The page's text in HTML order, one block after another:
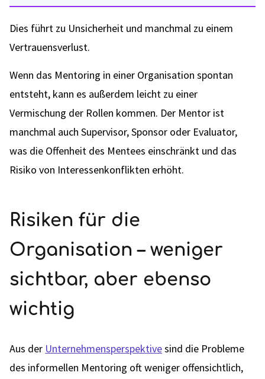
Dies führt zu Unsicherheit und manchmal zu einem
Vertrauensverlust.
Wenn das Mentoring in einer Organisation spontan
entsteht, kann es außerdem leicht zu einer
Vermischung der Rollen kommen. Der Mentor ist
manchmal auch Supervisor, Sponsor oder Evaluator,
was die Offenheit des Mentees einschränkt und das
Risiko von Interessenkonflikten erhöht.
Risiken für die
Organisation – weniger
sichtbar, aber ebenso
wichtig
Aus der Unternehmensperspektivesind die Probleme
des informellen Mentoring oft weniger offensichtlich,